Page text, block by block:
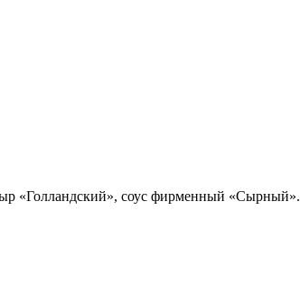
«Голландский», соус фирменный «Сырный».